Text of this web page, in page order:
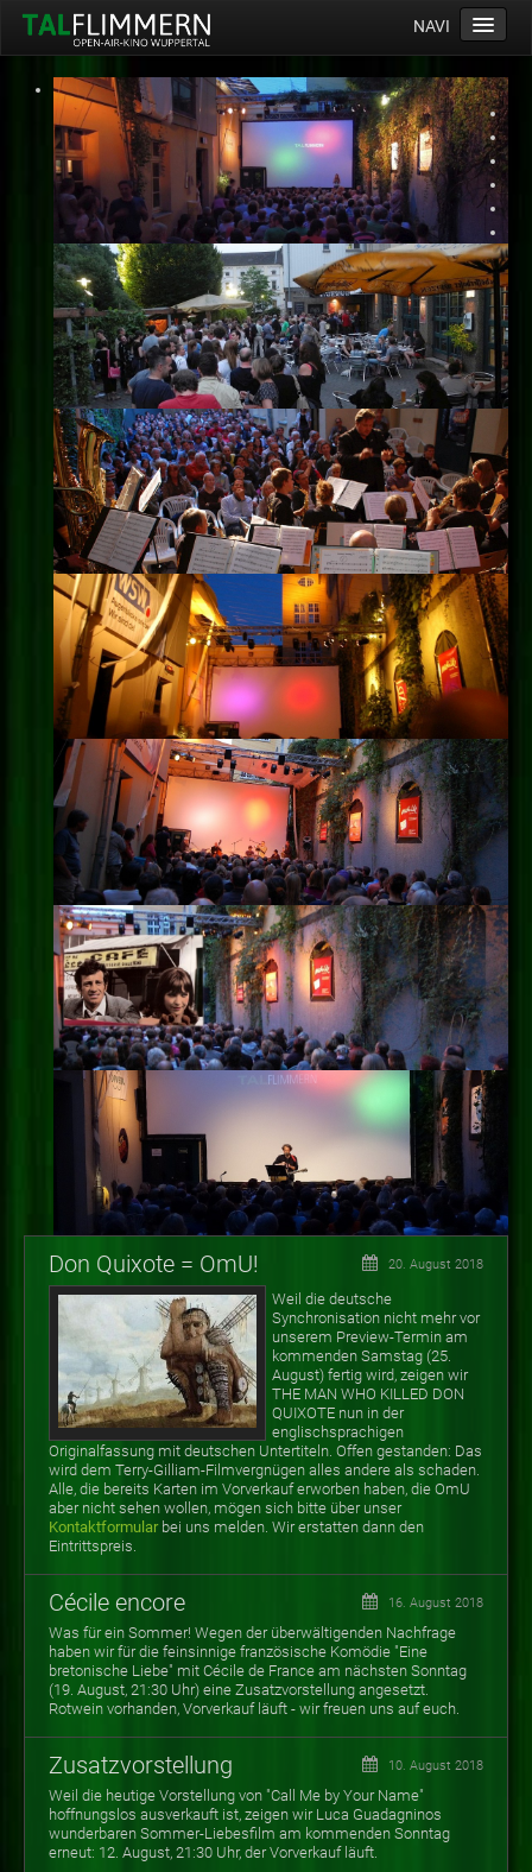
NAVI
Home
Programm
Service
Ticketinfos
Ort
Anreise
Wetter
Kinogutschein
Konzept
Archiv
Kontakt
Impressum
Datenschutz
Don Quixote = OmU! 20. August 2018
Weil die deutsche
Synchronisation nicht mehr vor
unserem Preview-Termin am
kommenden Samstag (25.
August) fertig wird, zeigen wir
THE MAN WHO KILLED DON
QUIXOTE nun in der
englischsprachigen
Originalfassung mit deutschen Untertiteln. Offen gestanden: Das
wird dem Terry-Gilliam-Filmvergnügen alles andere als schaden.
Alle, die bereits Karten im Vorverkauf erworben haben, die OmU
aber nicht sehen wollen, mögen sich bitte über unser
Kontaktformularbei uns melden. Wir erstatten dann den
Eintrittspreis.
Cécile encore 16. August 2018
Was für ein Sommer! Wegen der überwältigenden Nachfrage
haben wir für die feinsinnige französische Komödie "Eine
bretonische Liebe" mit Cécile de France am nächsten Sonntag
(19. August, 21:30 Uhr) eine Zusatzvorstellung angesetzt.
Rotwein vorhanden, Vorverkauf läuft - wir freuen uns auf euch.
Zusatzvorstellung 10. August 2018
Weil die heutige Vorstellung von "Call Me by Your Name"
hoffnungslos ausverkauft ist, zeigen wir Luca Guadagninos
wunderbaren Sommer-Liebesfilm am kommenden Sonntag
erneut: 12. August, 21:30 Uhr, der Vorverkauf läuft.